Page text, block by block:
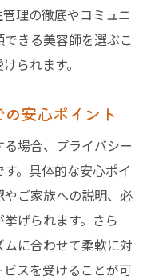
理の徹底やコミュニ
きる美容師を選ぶこ
られます。
安心ポイント
場合、プライバシー
。具体的な安心ポイ
ご家族への説明、必
げられます。さら
に合わせて柔軟に対
スを受けることが可